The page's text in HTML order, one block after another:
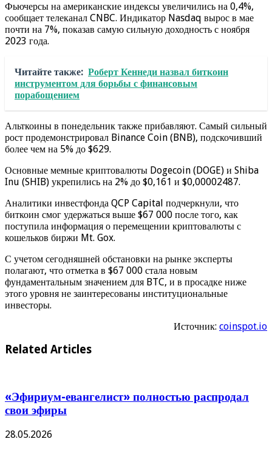
Фьючерсы на американские индексы увеличились на 0,4%,
сообщает телеканал CNBC. Индикатор Nasdaq вырос в мае
почти на 7%, показав самую сильную доходность с ноября
2023 года.
Читайте также: Роберт Кеннеди назвал биткоин
инструментом для борьбы с финансовым
порабощением
Альткоины в понедельник также прибавляют. Самый сильный
рост продемонстрировал Binance Coin (BNB), подскочивший
более чем на 5% до $629.
Основные мемные криптовалюты Dogecoin (DOGE) и Shiba
Inu (SHIB) укрепились на 2% до $0,161 и $0,00002487.
Аналитики инвестфонда QCP Capital подчеркнули, что
биткоин смог удержаться выше $67 000 после того, как
поступила информация о перемещении криптовалюты с
кошельков биржи Mt. Gox.
С учетом сегодняшней обстановки на рынке эксперты
полагают, что отметка в $67 000 стала новым
фундаментальным значением для BTC, и в просадке ниже
этого уровня не заинтересованы институциональные
инвесторы.
Источник: coinspot.io
Related Articles
«Эфириум-евангелист» полностью распродал
свои эфиры
28.05.2026